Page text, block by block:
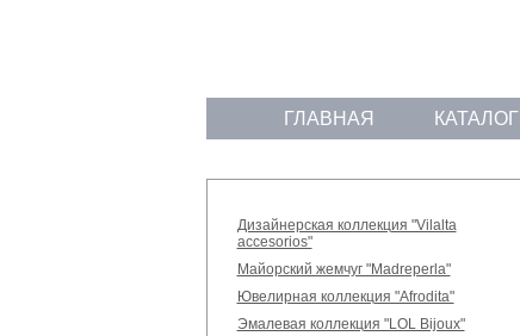
ГЛАВНАЯ КАТАЛОГ
Дизайнерская коллекция "Vilalta
accesorios"
Майорский жемчуг "Madreperla"
Ювелирная коллекция "Afrodita"
Эмалевая коллекция "LOL Bijoux"